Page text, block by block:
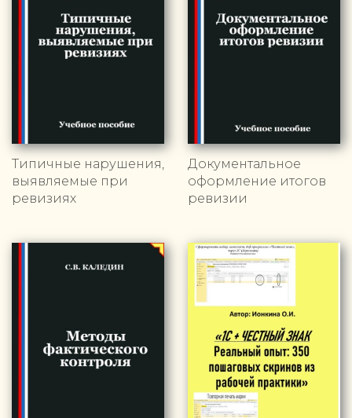
Типичные нарушения,
выявляемые при
ревизиях
Документальное
оформление итогов
ревизии